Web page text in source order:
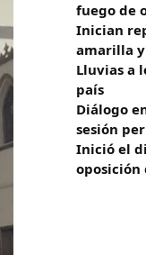
fuego de
Inician
amarilla
Lluvias a
país
Diálogo
sesión
Inició el
oposición